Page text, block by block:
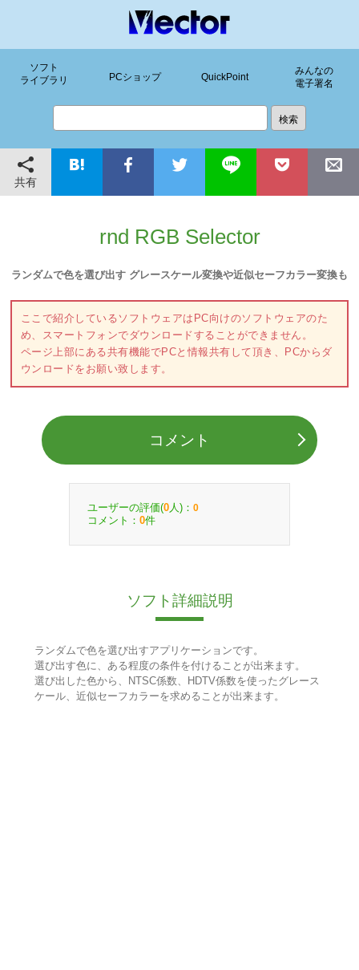
ソフト
ライブラリ
PCショップ QuickPoint
みんなの
電子署名
共有
rnd RGB Selector
ランダムで色を選び出す グレースケール変換や近似セーフカラー変換も
ここで紹介しているソフトウェアはPC向けのソフトウェアのた
め、スマートフォンでダウンロードすることができません。
ページ上部にある共有機能でPCと情報共有して頂き、PCからダ
ウンロードをお願い致します。
コメント
ユーザーの評価(0 人)： 0
コメント： 0件
ソフト詳細説明
ランダムで色を選び出すアプリケーションです。
選び出す色に、ある程度の条件を付けることが出来ます。
選び出した色から、NTSC係数、HDTV係数を使ったグレース
ケール、近似セーフカラーを求めることが出来ます。